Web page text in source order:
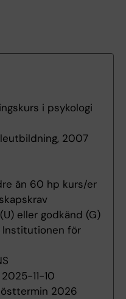
i psykologi
2007
än 60 hp kurs/er
eller godkänd (G)
Institutionen för
2025-11-10
2026